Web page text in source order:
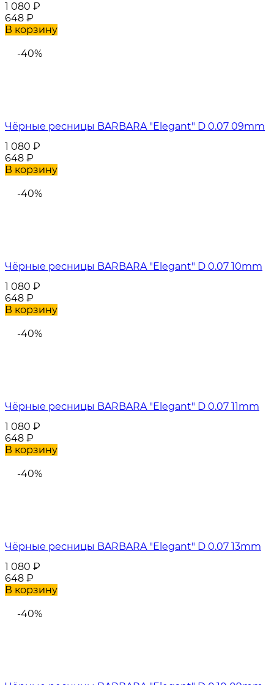
1 080 ₽
648 ₽
В корзину
-40%
Чёрные ресницы BARBARA "Elegant" D 0.07 09mm
1 080 ₽
648 ₽
В корзину
-40%
Чёрные ресницы BARBARA "Elegant" D 0.07 10mm
1 080 ₽
648 ₽
В корзину
-40%
Чёрные ресницы BARBARA "Elegant" D 0.07 11mm
1 080 ₽
648 ₽
В корзину
-40%
Чёрные ресницы BARBARA "Elegant" D 0.07 13mm
1 080 ₽
648 ₽
В корзину
-40%